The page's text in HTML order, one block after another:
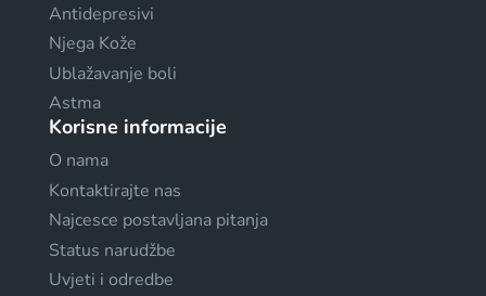
Antidepresivi
Njega Kože
Ublažavanje boli
Astma
Korisne informacije
O nama
Kontaktirajte nas
Najcesce postavljana pitanja
Status narudžbe
Uvjeti i odredbe